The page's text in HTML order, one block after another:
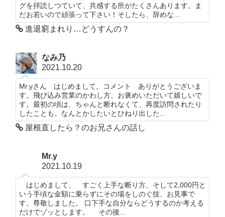
グを拝読しつていて、共感する所がたくさんあります。ま
だお若いので頑張って下さい！そしたら、辞めな...
進退窮まれり…どうすんの？
なみ乃
2021.10.20
Mr.yさん はじめまして。コメント ありがとうございま
す。飛び込み営業のかわし方、お褒めいただいて嬉しいで
す。最初の頃は、ちゃんと断れなくて、再度訪問されたり
したことも。なんとかしたいとひねり出した...
屋根直したら？のお兄さんの話し
Mr.y
2021.10.19
はじめまして、 すごく上手な断り方、そして2,000円と
いう手頃な金額に乗らずにその場をしのぐ技、お見事で
す。尊敬しました。 口下手な自分ならどうするのか考える
だけでゾッとします。 その後...